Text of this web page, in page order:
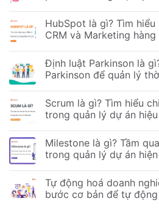
HubSpot là gì? Tìm
CRM và Marketing
Định luật Parkinson là
Parkinson để quản lý
Scrum là gì? Tìm hiểu
trong quản lý dự án
Milestone là gì? Tầm
trong quản lý dự án
Tự động hoá doanh
bước cơ bản để tự động